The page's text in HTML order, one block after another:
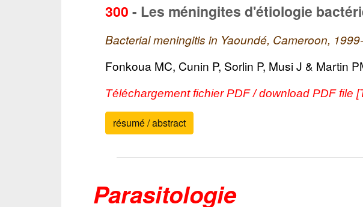
300 - Les méningites d'étiologie
Bacterial meningitis in Yaoundé, Cameroon,
Fonkoua MC, Cunin P, Sorlin P, Musi J & Martin
Téléchargement fichier PDF / download PDF file
résumé / abstract
Parasitologie